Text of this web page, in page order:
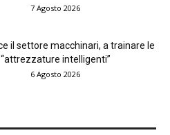
7 Agosto 2026
il settore macchinari, a trainare le
“attrezzature intelligenti”
6 Agosto 2026